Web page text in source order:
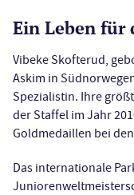
Ein Leben für
Vibeke Skofterud,
Askim in
Spezialistin. Ihre
der Staffel im Jahr
Goldmedaillen bei
Das internationale